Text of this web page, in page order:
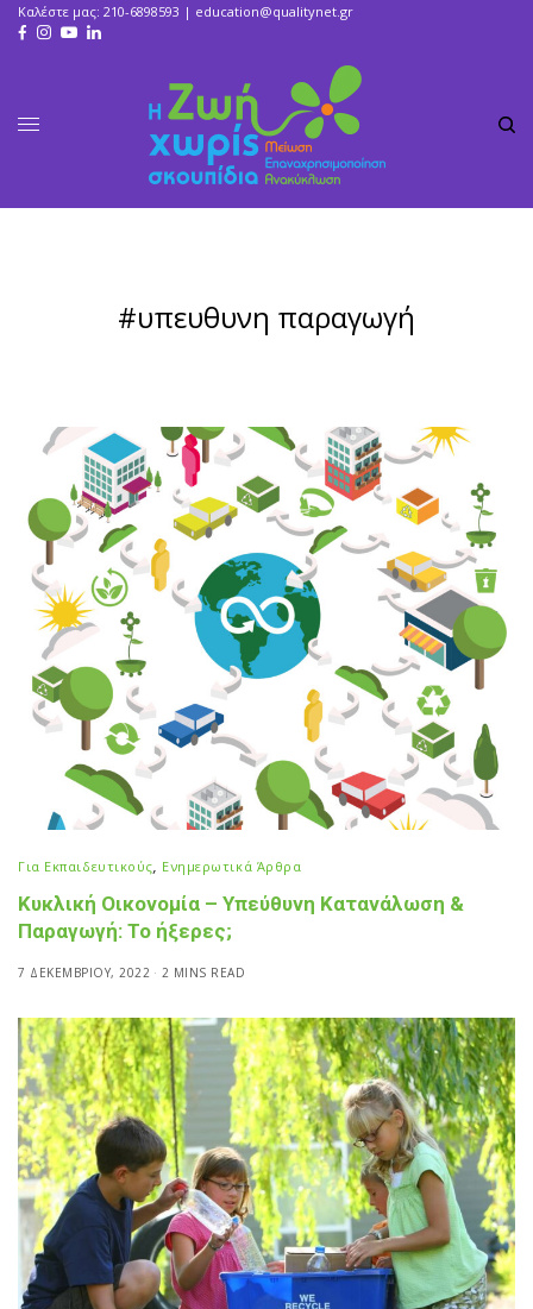
Καλέστε μας: 210-6898593 | education@qualitynet.gr
#υπευθυνη παραγωγή
Για Εκπαιδευτικούς Ενημερωτικά Άρθρα
Κυκλική Οικονομία – Υπεύθυνη Κατανάλωση &
Παραγωγή: Το ήξερες;
7 ΔΕΚΕΜΒΡΊΟΥ, 2022 2 MINS READ